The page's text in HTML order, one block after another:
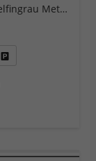
[B0B0] Delfingrau Metallic